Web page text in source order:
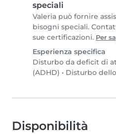
speciali
Valeria può fornire
bisogni speciali.
sue certificazioni. Per
Esperienza specifica
Disturbo da deficit di
(ADHD) • Disturbo
Disponibilità